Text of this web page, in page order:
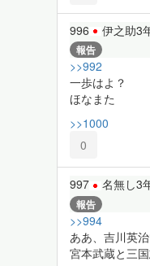
996 伊之助3
報告
>>992
一歩はよ？
ほなまた
>>1000
0
997 名無し3
報告
>>994
ああ、吉川英
宮本武蔵と三